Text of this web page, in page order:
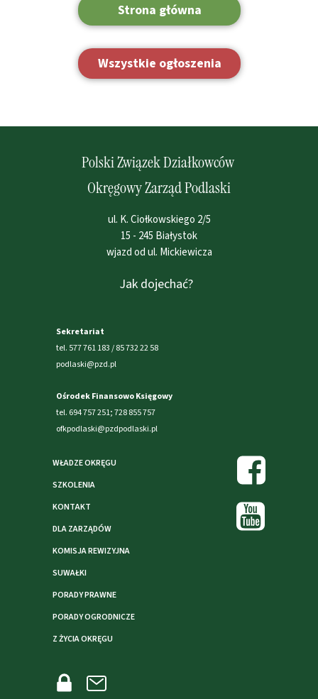
Wszystkie ogłoszenia
Strona główna
Jak dojechać?
Polski Związek Działkowców
Okręgowy Zarząd Podlaski
ul. K. Ciołkowskiego 2/5
15 - 245 Białystok
wjazd od ul. Mickiewicza
Sekretariat
tel. 577 761 183 / 85 732 22 58
podlaski@pzd.pl
Ośrodek Finansowo Księgowy
tel. 694 757 251; 728 855 757
ofkpodlaski@pzdpodlaski.pl
WŁADZE OKRĘGU
SZKOLENIA
KONTAKT
DLA ZARZĄDÓW
KOMISJA REWIZYJNA
SUWAŁKI
PORADY PRAWNE
PORADY OGRODNICZE
Z ŻYCIA OKRĘGU